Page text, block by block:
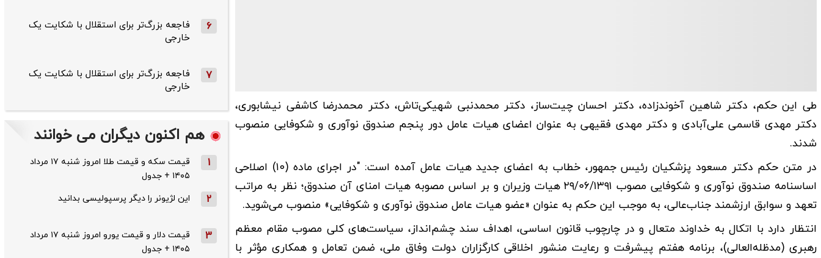
طی این حکم، دکتر شاهین آخوندزاده، دکتر احسان چیت‌ساز، دکتر محمدنبی شهیکی‌تاش، دکتر محمدرضا کاشفی نیشابوری،
دکتر مهدی قاسمی علی‌آبادی و دکتر مهدی فقیهی به عنوان اعضای هیات عامل دور پنجم صندوق نوآوری و شکوفایی منصوب
شدند.
در متن حکم دکتر مسعود پزشکیان رئیس جمهور، خطاب به اعضای جدید هیات عامل آمده است: "در اجرای ماده (۱۰) اصلاحی
اساسنامه صندوق نوآوری و شکوفایی مصوب ۲۹/۰۶/۱۳۹۱ هیات وزیران و بر اساس مصوبه هیات امنای آن صندوق؛ نظر به مراتب
تعهد و سوابق ارزشمند جناب‌عالی، به موجب این حکم به عنوان «عضو هیات عامل صندوق نوآوری و شکوفایی» منصوب می‌شوید.
انتظار دارد با اتکال به خداوند متعال و در چارچوب قانون اساسی، اهداف سند چشم‌انداز، سیاست‌های کلی مصوب مقام معظم
رهبری (مدظله‌العالی)، برنامه هفتم پیشرفت و رعایت منشور اخلاقی کارگزاران دولت وفاق ملی، ضمن تعامل و همکاری مؤثر با
6
فاجعه بزرگ‌تر برای استقلال با شکایت یک
خارجی
7
فاجعه بزرگ‌تر برای استقلال با شکایت یک
خارجی
هم اکنون دیگران می خوانند
1
قیمت سکه و قیمت طلا امروز شنبه ۱۷ مرداد
۱۴۰۵ + جدول
2 این لژیونر را دیگر پرسپولیسی بدانید
3
قیمت دلار و قیمت یورو امروز شنبه ۱۷ مرداد
۱۴۰۵ + جدول